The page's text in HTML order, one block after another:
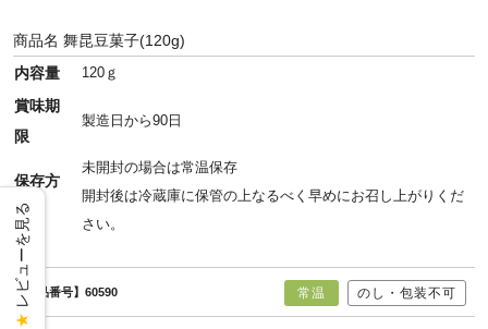
商品名 舞昆豆菓子(120g)
内容量
120ｇ
賞味期
限
製造日から90日
保存方
法
未開封の場合は常温保存
開封後は冷蔵庫に保管の上なるべく早めにお召し上がりくだ
さい。
【商品番号】60590 常温 のし・包装不可
★
レビューを見る